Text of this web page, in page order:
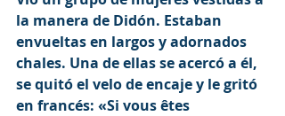
la manera de Didón. Estaban
envueltas en largos y adornados
chales. Una de ellas se acercó a él,
se quitó el velo de encaje y le gritó
en francés: «Si vous êtes